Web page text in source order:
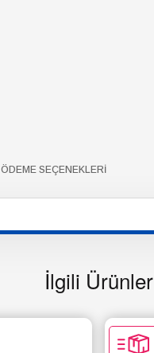
ÖDEME SEÇENEKLERI
İlgili Ürünler